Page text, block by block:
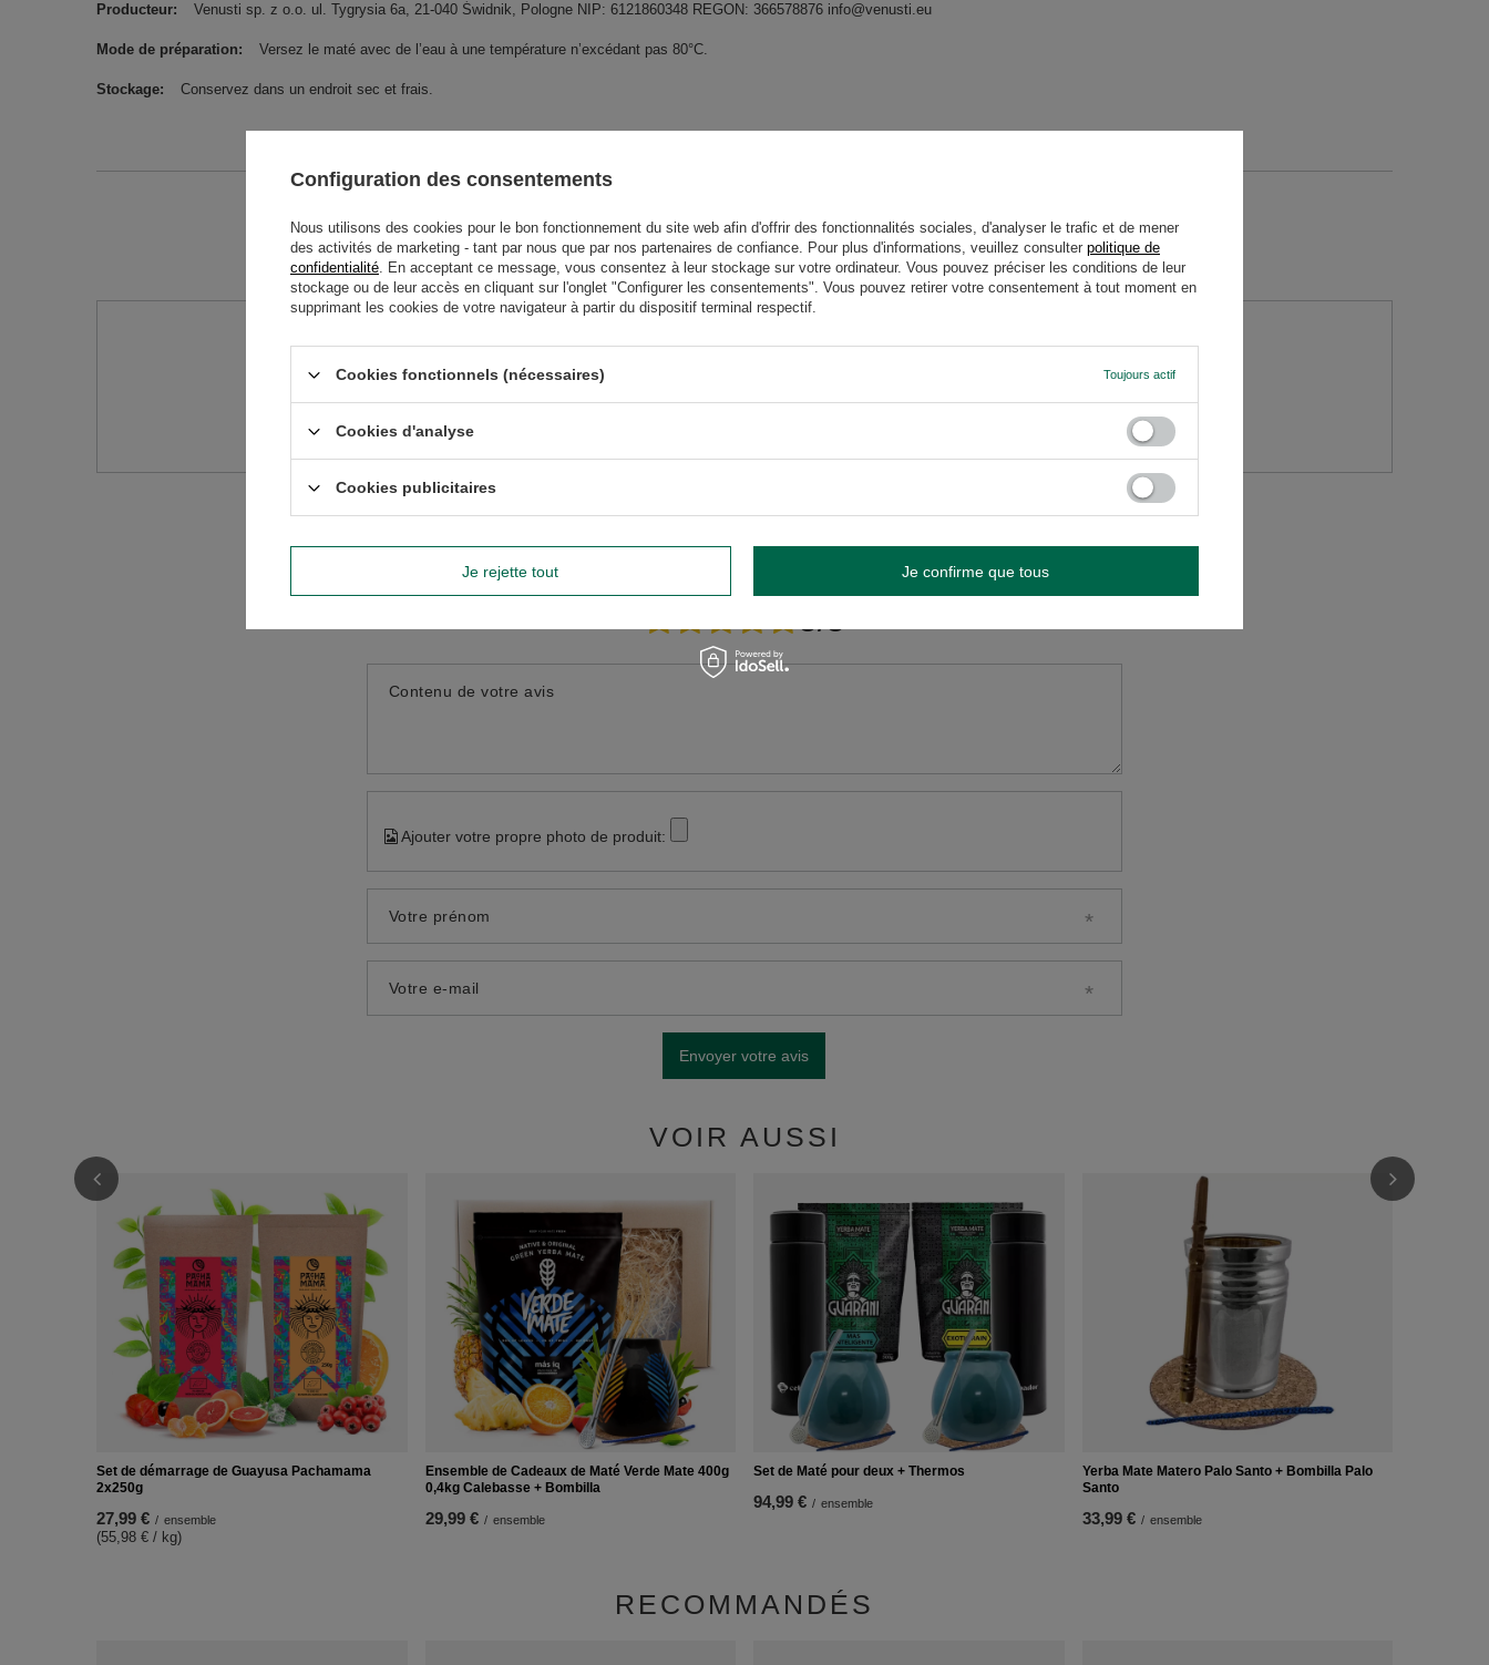
Producteur Venusti sp. z o.o. ul. Tygrysia 6a, 21-040 Świdnik, Pologne NIP: 6121860348 REGON: 366578876 info@venusti.eu
Mode de préparation Versez le maté avec de l’eau à une température n’excédant pas 80°C.
Stockage Conservez dans un endroit sec et frais.
GW
Avez-vous besoin d'aide ? Avez-vous des
Posez votre question et nous vous répondrons rapidement. Les questions et les
ÉCRIRE VOTRE AVIS
5/5
Contenu de votre avis
Ajouter votre propre photo de produit:
Votre prénom
Votre e-mail
Envoyer votre avis
VOIR AUSSI
Set de démarrage de Guayusa Pachamama
2x250g
27,99 € / ensemble
(55,98 € / kg)
Ensemble de Cadeaux de Maté Verde Mate 400g
0,4kg Calebasse + Bombilla
29,99 € / ensemble
Set de Maté pour deux + Thermos
94,99 € / ensemble
Yerba Mate Matero Palo Santo + Bombilla Palo
Santo
33,99 € / ensemble
Set de
RECOMMANDÉS
Configuration des consentements
Nous utilisons des cookies pour le bon fonctionnement du site web afin d'offrir des fonctionnalités sociales, d'analyser le trafic et de mener
des activités de marketing - tant par nous que par nos partenaires de confiance. Pour plus d'informations, veuillez consulter politique de
confidentialité. En acceptant ce message, vous consentez à leur stockage sur votre ordinateur. Vous pouvez préciser les conditions de leur
stockage ou de leur accès en cliquant sur l'onglet "Configurer les consentements". Vous pouvez retirer votre consentement à tout moment en
supprimant les cookies de votre navigateur à partir du dispositif terminal respectif.
Cookies fonctionnels (nécessaires) Toujours actif
Cookies d'analyse
Cookies publicitaires
Je rejette tout Je confirme que tous